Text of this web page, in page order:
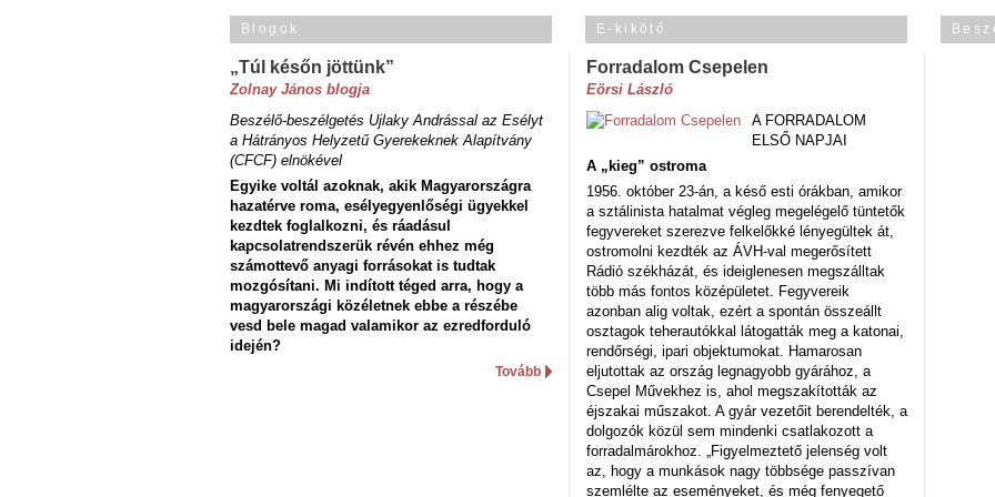
Blogok
„Túl későn jöttünk”
Zolnay János blogja
Beszélő-beszélgetés Ujlaky Andrással az Esélyt
a Hátrányos Helyzetű Gyerekeknek Alapítvány
(CFCF) elnökével
Egyike voltál azoknak, akik Magyarországra
hazatérve roma, esélyegyenlőségi ügyekkel
kezdtek foglalkozni, és ráadásul
kapcsolatrendszerük révén ehhez még
számottevő anyagi forrásokat is tudtak
mozgósítani. Mi indított téged arra, hogy a
magyarországi közéletnek ebbe a részébe
vesd bele magad valamikor az ezredforduló
idején?
Tovább
E-kikötő
Forradalom Csepelen
Eörsi László
A FORRADALOM
ELSŐ NAPJAI
A „kieg” ostroma
1956. október 23-án, a késő esti órákban, amikor
a sztálinista hatalmat végleg megelégelő tüntetők
fegyvereket szerezve felkelőkké lényegültek át,
ostromolni kezdték az ÁVH-val megerősített
Rádió székházát, és ideiglenesen megszálltak
több más fontos középületet. Fegyvereik
azonban alig voltak, ezért a spontán összeállt
osztagok teherautókkal látogatták meg a katonai,
rendőrségi, ipari objektumokat. Hamarosan
eljutottak az ország legnagyobb gyárához, a
Csepel Művekhez is, ahol megszakították az
éjszakai műszakot. A gyár vezetőit berendelték, a
dolgozók közül sem mindenki csatlakozott a
forradalmárokhoz. „Figyelmeztető jelenség volt
az, hogy a munkások nagy többsége passzívan
szemlélte az eseményeket, és még fenyegető